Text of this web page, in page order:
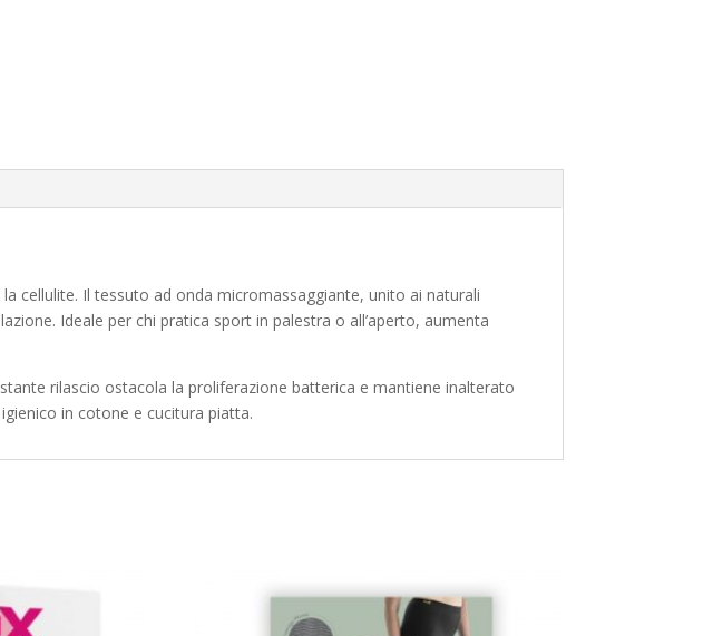
cellulite. Il tessuto ad onda micromassaggiante, unito ai naturali
Ideale per chi pratica sport in palestra o all’aperto, aumenta
rilascio ostacola la proliferazione batterica e mantiene inalterato
in cotone e cucitura piatta.